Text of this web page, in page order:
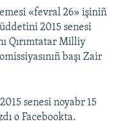
«fevral 26» işiniñ
2015 senesi
Qırımtatar Milliy
başı Zair
senesi noyabr 15
o Facebookta.